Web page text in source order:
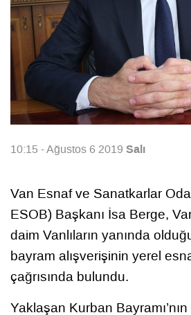
10:15 - Ağustos 6 2019 Salı
Van Esnaf ve Sanatkarlar
ESOB) Başkanı İsa Berge,
daim Vanlıların yanında
bayram alışverişinin yerel
çağrısında bulundu.
Yaklaşan Kurban